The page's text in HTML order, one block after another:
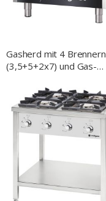
Gasherd mit 4 Brennern
(3,5+5+2x7) und Gas-